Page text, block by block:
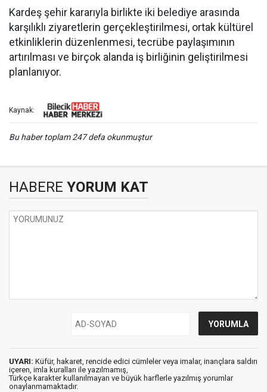
Kardeş şehir kararıyla birlikte iki belediye arasında
karşılıklı ziyaretlerin gerçekleştirilmesi, ortak kültürel
etkinliklerin düzenlenmesi, tecrübe paylaşımının
artırılması ve birçok alanda iş birliğinin geliştirilmesi
planlanıyor.
Kaynak:
Bu haber toplam 247 defa okunmuştur
HABERE YORUM KAT
UYARI: Küfür, hakaret, rencide edici cümleler veya imalar, inançlara saldırı
içeren, imla kuralları ile yazılmamış,
Türkçe karakter kullanılmayan ve büyük harflerle yazılmış yorumlar
onaylanmamaktadır.